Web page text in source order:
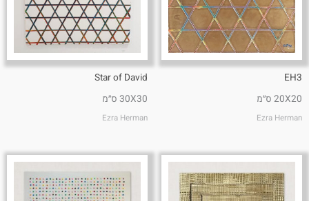
EH3
20X20 ס״מ
Ezra Herman
Star of David
30X30 ס״מ
Ezra Herman